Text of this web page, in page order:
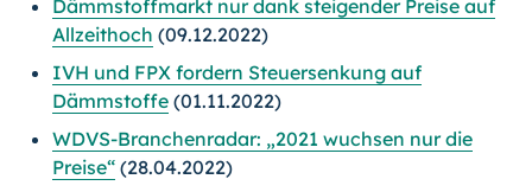
Dämmstoffmarkt nur dank steigender Preise auf
Allzeithoch (09.12.2022)
IVH und FPX fordern Steuersenkung auf
Dämmstoffe (01.11.2022)
WDVS-Branchenradar: „2021 wuchsen nur die
Preise“ (28.04.2022)